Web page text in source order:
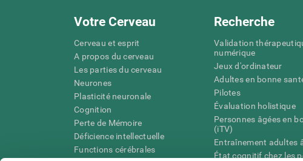
Votre Cerveau
Cerveau et esprit
A propos du cerveau
Les parties du cerveau
Neurones
Plasticité neuronale
Cognition
Perte de Mémoire
Déficience intellectuelle
Functions cérébrales
Recherche
Validation
numérique
Jeux d'ordinateur
Adultes en bonne
Pilotes
Évaluation holistique
Personnes âgées en
(iTV)
Entraînement adultes
État cognitif chez les